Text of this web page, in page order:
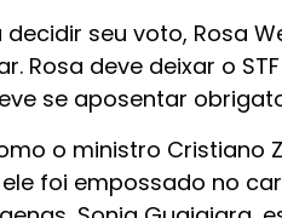
seu voto, Rosa
Rosa deve deixar o
se aposentar
o ministro Cristiano
foi empossado no